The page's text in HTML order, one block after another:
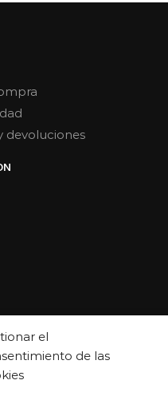
el
de las
devoluciones